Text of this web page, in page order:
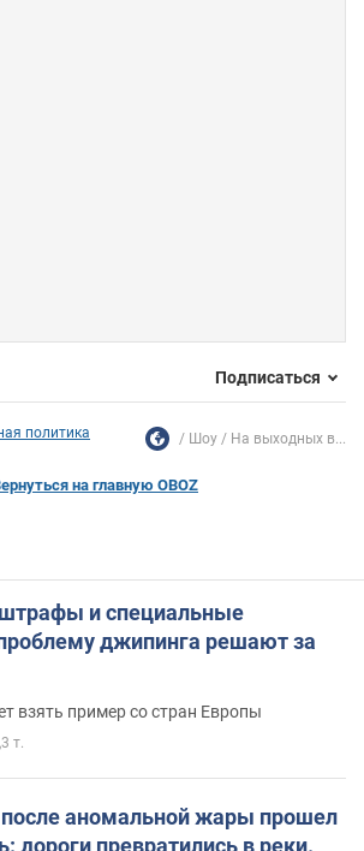
Подписаться
политика Шоу На выходных в...
на главную OBOZ
и специальные
джипинга решают за
взять пример со стран Европы
т.
аномальной жары прошел
дороги превратились в реки.